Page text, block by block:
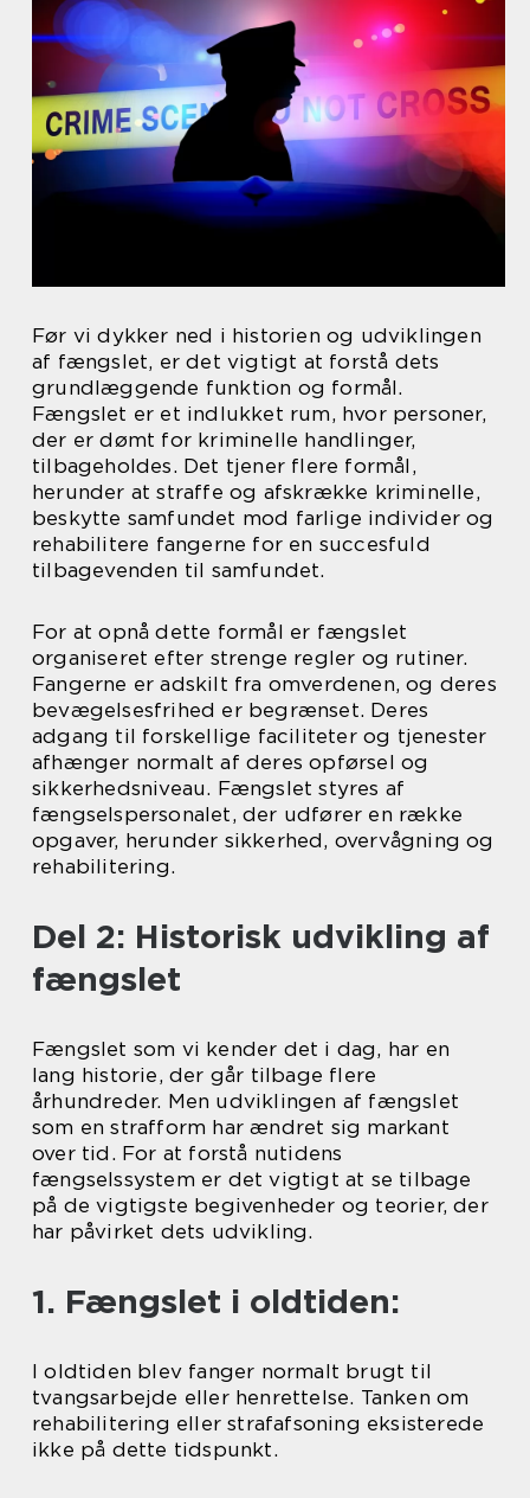
Før vi dykker ned i historien og udviklingen
af fængslet, er det vigtigt at forstå dets
grundlæggende funktion og formål.
Fængslet er et indlukket rum, hvor personer,
der er dømt for kriminelle handlinger,
tilbageholdes. Det tjener flere formål,
herunder at straffe og afskrække kriminelle,
beskytte samfundet mod farlige individer og
rehabilitere fangerne for en succesfuld
tilbagevenden til samfundet.
For at opnå dette formål er fængslet
organiseret efter strenge regler og rutiner.
Fangerne er adskilt fra omverdenen, og deres
bevægelsesfrihed er begrænset. Deres
adgang til forskellige faciliteter og tjenester
afhænger normalt af deres opførsel og
sikkerhedsniveau. Fængslet styres af
fængselspersonalet, der udfører en række
opgaver, herunder sikkerhed, overvågning og
rehabilitering.
Del 2: Historisk udvikling af
fængslet
Fængslet som vi kender det i dag, har en
lang historie, der går tilbage flere
århundreder. Men udviklingen af fængslet
som en strafform har ændret sig markant
over tid. For at forstå nutidens
fængselssystem er det vigtigt at se tilbage
på de vigtigste begivenheder og teorier, der
har påvirket dets udvikling.
1. Fængslet i oldtiden:
I oldtiden blev fanger normalt brugt til
tvangsarbejde eller henrettelse. Tanken om
rehabilitering eller strafafsoning eksisterede
ikke på dette tidspunkt.